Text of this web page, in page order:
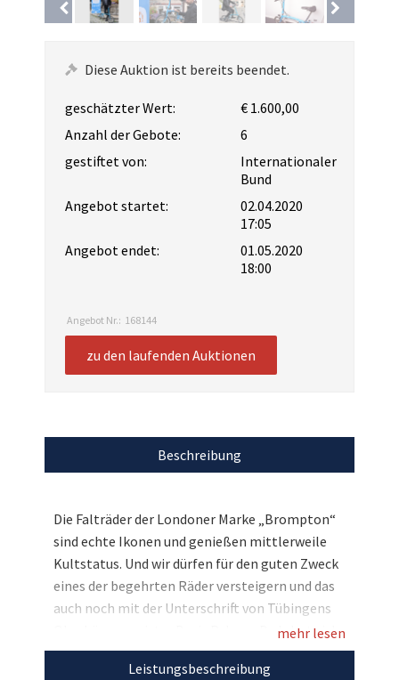
Diese Auktion ist bereits beendet.
geschätzter Wert:
€ 1.600,00
Anzahl der Gebote:
6
gestiftet von:
Internationaler
Bund
Angebot startet:
02.04.2020
17:05
Angebot endet:
01.05.2020
18:00
Angebot Nr.: 168144
zu den laufenden Auktionen
Beschreibung
Die Falträder der Londoner Marke „Brompton“
sind echte Ikonen und genießen mittlerweile
Kultstatus. Und wir dürfen für den guten Zweck
eines der begehrten Räder versteigern und das
auch noch mit der Unterschrift von Tübingens
Oberbürgermeister Boris Palmer. Da lohnt sich
das Mitbieten gleich doppelt, denn Sie
ergattern nicht nur DAS Faltrad, sondern tun
mehr lesen
Leistungsbeschreibung